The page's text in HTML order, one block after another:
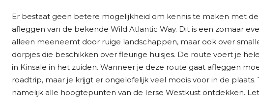
Er bestaat geen betere mogelijkheid om kennis te maken met
afleggen van de bekende Wild Atlantic Way. Dit is een zomaar
alleen meeneemt door ruige landschappen, maar ook over
dorpjes die beschikken over fleurige huisjes. De route voert je
in Kinsale in het zuiden. Wanneer je deze route gaat afleggen
roadtrip, maar je krijgt er ongelofelijk veel moois voor in de
namelijk alle hoogtepunten van de Ierse Westkust ontdekken.